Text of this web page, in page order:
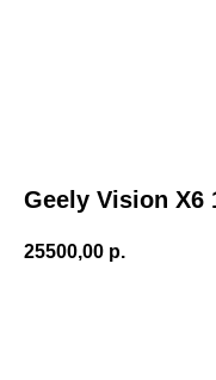
Geely Vision X6
25500,00 р.